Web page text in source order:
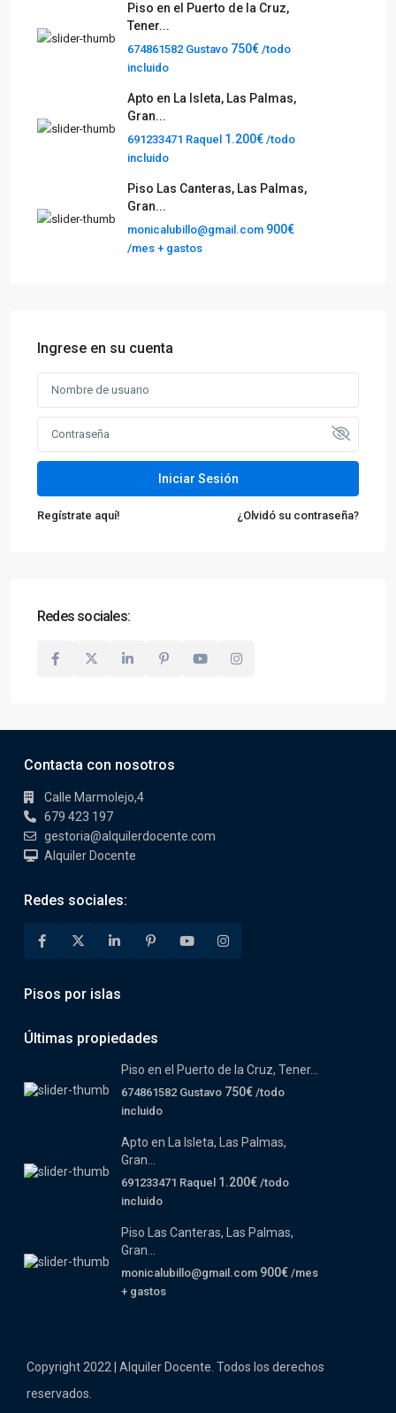
Piso en el Puerto de la Cruz,
Tener...
674861582 Gustavo 750€ /todo
incluido
Apto en La Isleta, Las Palmas,
Gran...
691233471 Raquel 1.200€ /todo
incluido
Piso Las Canteras, Las Palmas,
Gran...
monicalubillo@gmail.com 900€
/mes + gastos
Ingrese en su cuenta
Iniciar Sesión
Regístrate aquí! ¿Olvidó su contraseña?
Redes sociales:
Contacta con nosotros
Calle Marmolejo,4
679 423 197
gestoria@alquilerdocente.com
Alquiler Docente
Redes sociales:
Pisos por islas
Últimas propiedades
Piso en el Puerto de la Cruz, Tener...
674861582 Gustavo 750€ /todo
incluido
Apto en La Isleta, Las Palmas,
Gran...
691233471 Raquel 1.200€ /todo
incluido
Piso Las Canteras, Las Palmas,
Gran...
monicalubillo@gmail.com 900€ /mes
+ gastos
Copyright 2022 | Alquiler Docente. Todos los derechos
reservados.